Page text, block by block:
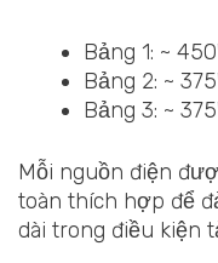
Bảng 1: ~
Bảng 2: ~
Bảng 3: ~
Mỗi nguồn điện
toàn thích hợp để
dài trong điều kiện